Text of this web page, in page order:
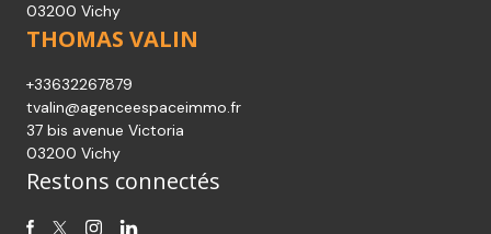
03200 Vichy
THOMAS VALIN
+33632267879
tvalin@agenceespaceimmo.fr
37 bis avenue Victoria
03200 Vichy
Restons connectés